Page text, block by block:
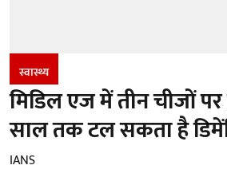
स्वास्थ्य
मिडिल एज में तीन चीजों
साल तक टल सकता है
IANS